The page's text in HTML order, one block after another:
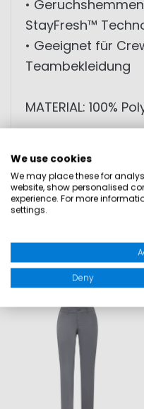
•
StayFresh™
• Geeignet für
Teambekleidung
MATERIAL: 100%
We use cookies
We may place these for
website, show personalised
experience. For more
settings.
Deny